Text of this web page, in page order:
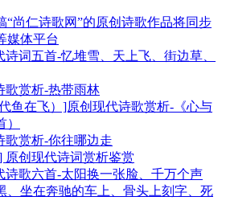
“尚仁诗歌网”的原创诗歌作品将同步
媒体平台
词五首-忆堆雪、天上飞、街边草、
歌赏析-热带雨林
鱼在飞）]原创现代诗歌赏析-《心与
歌赏析-你往哪边走
原创现代诗词赏析鉴赏
诗歌六首-太阳换一张脸、千万个声
、坐在奔驰的车上、骨头上刻字、死